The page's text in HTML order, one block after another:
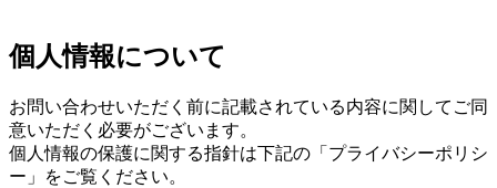
個人情報について
お問い合わせいただく前に記載されている内容に関してご同
意いただく必要がございます。
個人情報の保護に関する指針は下記の「プライバシーポリシ
ー」をご覧ください。